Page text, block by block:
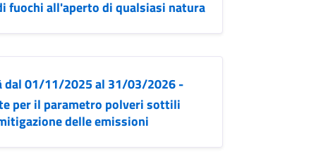
fuochi all'aperto di qualsiasi natura
dal 01/11/2025 al 31/03/2026 -
per il parametro polveri sottili
delle emissioni